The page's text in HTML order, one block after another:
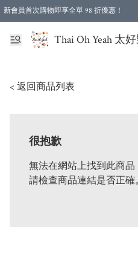
新會員首次購物即享全單 98 折優惠！
特選會員可享全單低至 96 折優惠！
Thai Oh Yeah 太
< 返回商品列表
很抱歉
無法在網站上找到此商品
請檢查商品連結是否正確。